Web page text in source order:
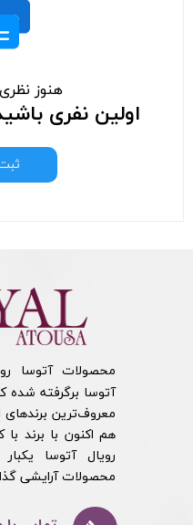
هنوز
اولین نفری
محصولات آتوسا
آتوسا برگرفته شده
معروف‌ترین برندهای
هم اکنون با برند
رویال آتوسا
محصولات آرایشی